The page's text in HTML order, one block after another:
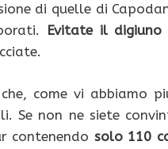
di quelle di
Evitate il
come vi abbiamo
Se non ne siete
contenendo solo 110